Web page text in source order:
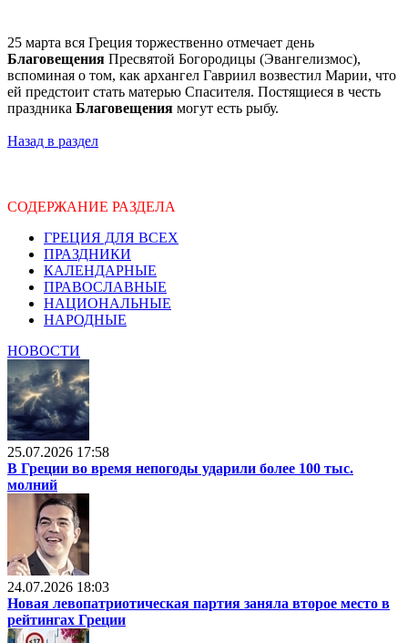
25 марта вся Греция торжественно отмечает день
Благовещения Пресвятой Богородицы (Эвангелизмос),
вспоминая о том, как архангел Гавриил возвестил Марии, что
ей предстоит стать матерью Спасителя. Постящиеся в честь
праздника Благовещения могут есть рыбу.
Назад в раздел
СОДЕРЖАНИЕ РАЗДЕЛА
ГРЕЦИЯ ДЛЯ ВСЕХ
ПРАЗДНИКИ
КАЛЕНДАРНЫЕ
ПРАВОСЛАВНЫЕ
НАЦИОНАЛЬНЫЕ
НАРОДНЫЕ
НОВОСТИ
25.07.2026 17:58
В Греции во время непогоды ударили более 100 тыс.
молний
24.07.2026 18:03
Новая левопатриотическая партия заняла второе место в
рейтингах Греции